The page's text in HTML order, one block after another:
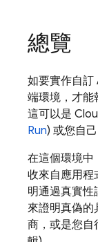
總覽
如要實作自訂
端環境，才能
這可以是
Run) 或您自己
在這個環境中
收來自應用程
明通過真實性
來證明真偽的
商，或是您自